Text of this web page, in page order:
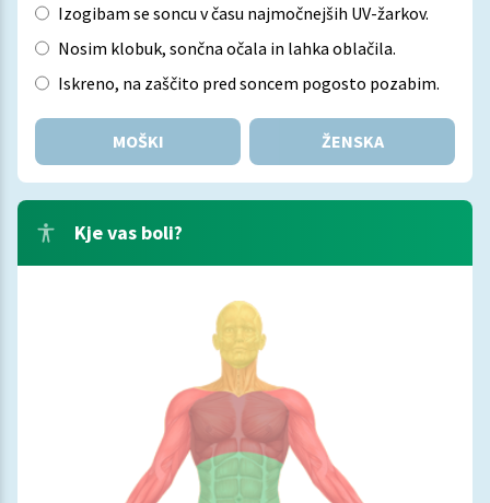
Izogibam se soncu v času najmočnejših UV-žarkov.
Nosim klobuk, sončna očala in lahka oblačila.
Iskreno, na zaščito pred soncem pogosto pozabim.
MOŠKI ŽENSKA
Kje vas boli?